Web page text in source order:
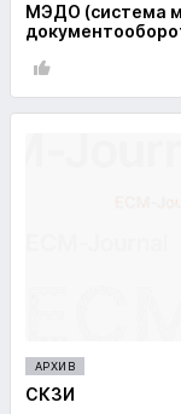
МЭДО (система
АРХИВ
СКЗИ